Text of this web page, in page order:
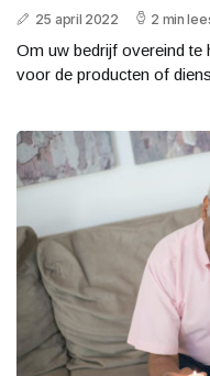
25 april 2022 2 min
Om uw bedrijf overeind te
voor de producten of